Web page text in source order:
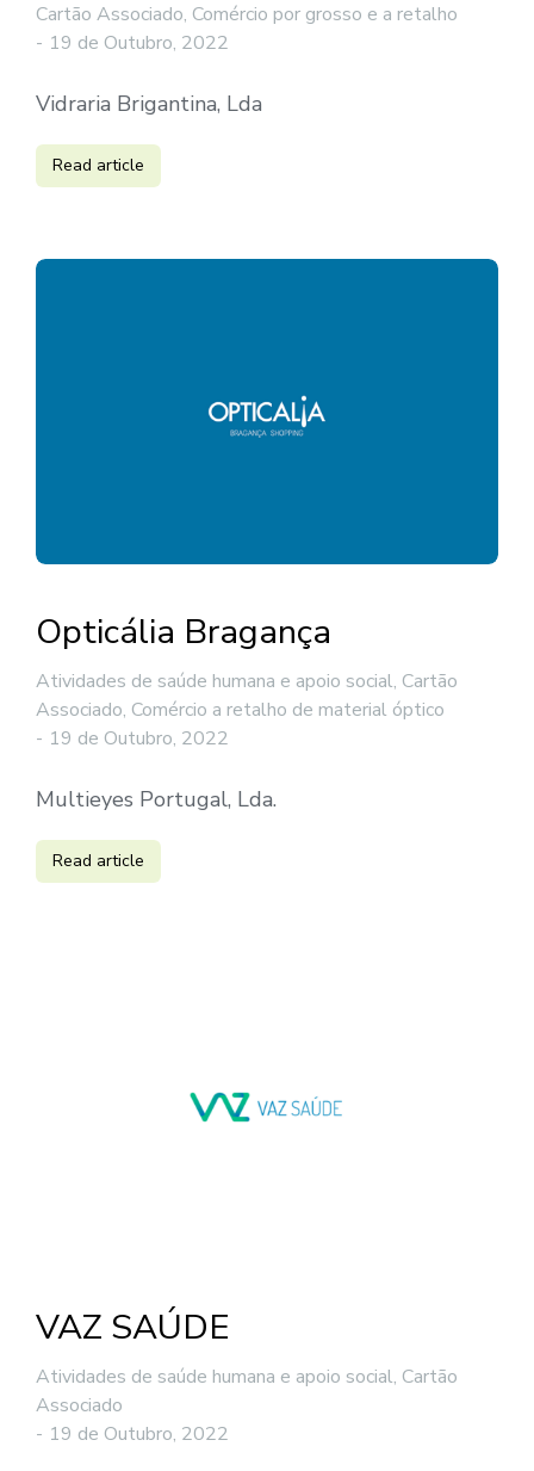
Cartão Associado, Comércio por grosso e a retalho
19 de Outubro, 2022
Vidraria Brigantina, Lda
Read article
Opticália Bragança
Atividades de saúde humana e apoio social, Cartão
Associado, Comércio a retalho de material óptico
19 de Outubro, 2022
Multieyes Portugal, Lda.
Read article
VAZ SAÚDE
Atividades de saúde humana e apoio social, Cartão
Associado
19 de Outubro, 2022